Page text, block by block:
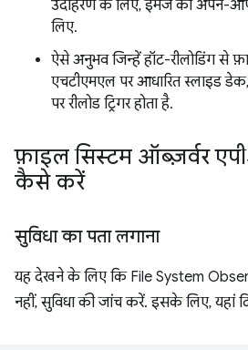
उदाहरण के लिए, इमेज को अपने-
लिए.
ऐसे अनुभव जिन्हें हॉट-रीलोडिंग से
एचटीएमएल पर आधारित स्लाइड
पर रीलोड ट्रिगर होता है.
फ़ाइल सिस्टम ऑब्ज़र्वर
कैसे करें
सुविधा का पता लगाना
यह देखने के लिए कि File System
नहीं, सुविधा की जांच करें. इसके लिए, यहां